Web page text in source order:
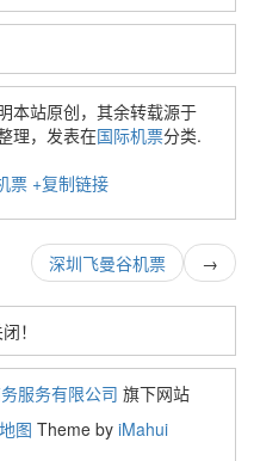
本站原创，其余转载源于
理，发表在国际机票分类.
票 +复制链接
→
深圳飞曼谷机票
！
服务有限公司 旗下网站
图 Theme by iMahui